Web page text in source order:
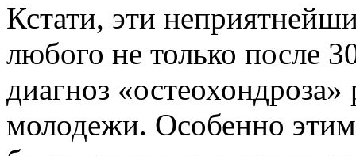
Кстати, эти
любого не только после
диагноз
молодежи. Особенно